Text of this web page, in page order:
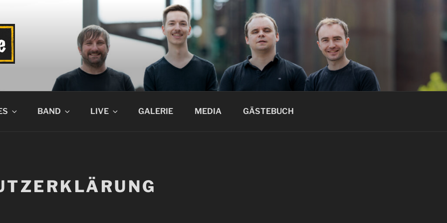
LIFE
BAND LIVE GALERIE MEDIA GÄSTEBUCH